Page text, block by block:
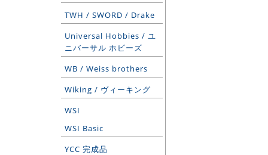
TWH / SWORD / Drake
Universal Hobbies / ユ
ニバーサル ホビーズ
WB / Weiss brothers
Wiking / ヴィーキング
WSI
WSI Basic
YCC 完成品